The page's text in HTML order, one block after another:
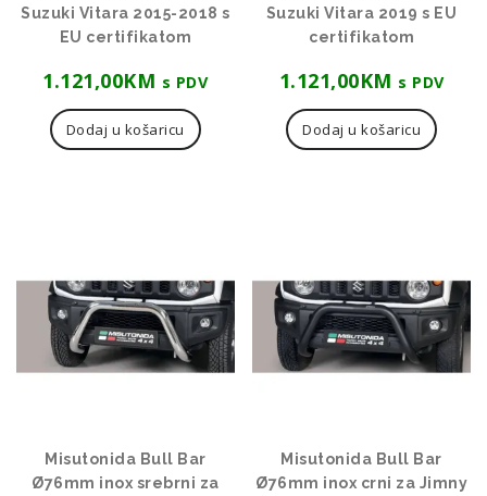
Suzuki Vitara 2015-2018 s
EU certifikatom
1.121,00KM s PDV
Dodaj u košaricu
Suzuki Vitara 2019 s EU
certifikatom
1.121,00KM s PDV
Dodaj u košaricu
Misutonida Bull Bar
Ø76mm inox srebrni za
Misutonida Bull Bar
Ø76mm inox crni za Jimny